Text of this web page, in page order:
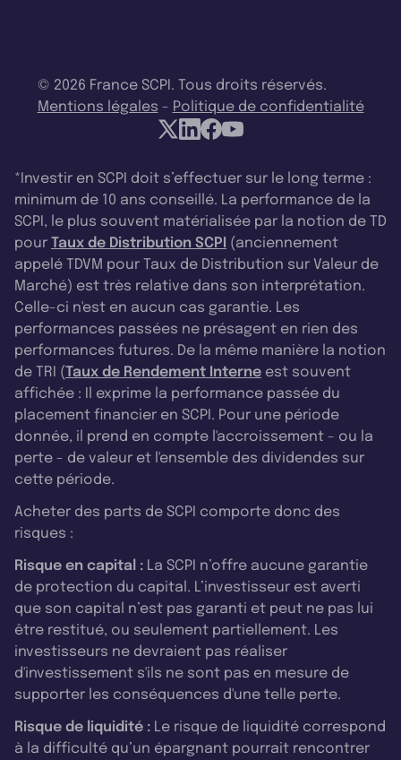
© 2026 France SCPI. Tous droits réservés.
Mentions légales - Politique de confidentialité
*Investir en SCPI doit s’effectuer sur le long terme :
minimum de 10 ans conseillé. La performance de la
SCPI, le plus souvent matérialisée par la notion de TD
pour Taux de Distribution SCPI (anciennement
appelé TDVM pour Taux de Distribution sur Valeur de
Marché) est très relative dans son interprétation.
Celle-ci n'est en aucun cas garantie. Les
performances passées ne présagent en rien des
performances futures. De la même manière la notion
de TRI (Taux de Rendement Interne est souvent
affichée : Il exprime la performance passée du
placement financier en SCPI. Pour une période
donnée, il prend en compte l'accroissement - ou la
perte - de valeur et l'ensemble des dividendes sur
cette période.
Acheter des parts de SCPI comporte donc des
risques :
Risque en capital : La SCPI n’offre aucune garantie
de protection du capital. L’investisseur est averti
que son capital n’est pas garanti et peut ne pas lui
être restitué, ou seulement partiellement. Les
investisseurs ne devraient pas réaliser
d'investissement s'ils ne sont pas en mesure de
supporter les conséquences d'une telle perte.
Risque de liquidité : Le risque de liquidité correspond
à la difficulté qu’un épargnant pourrait rencontrer